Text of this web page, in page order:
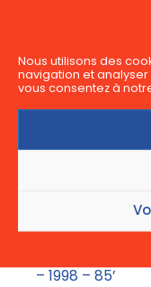
Nous utilisons des
navigation et analyser
vous consentez à
Concert Dans
Bakri – Egypte
Dharma Blue
Grèce – 1997 –
Fleuve d’Or
Portugal – 1998
–
110’
(The
– 1998 – 85’